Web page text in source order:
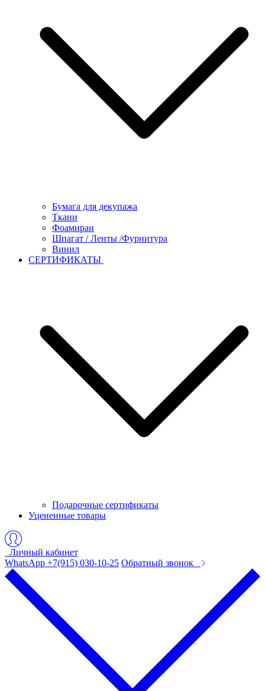
Бумага для декупажа
Ткани
Фоамиран
Шпагат / Ленты /Фурнитура
Винил
СЕРТИФИКАТЫ
Подарочные сертификаты
Уцененные товары
Личный кабинет
WhatsApp +7(915) 030-10-25 Обратный звонок